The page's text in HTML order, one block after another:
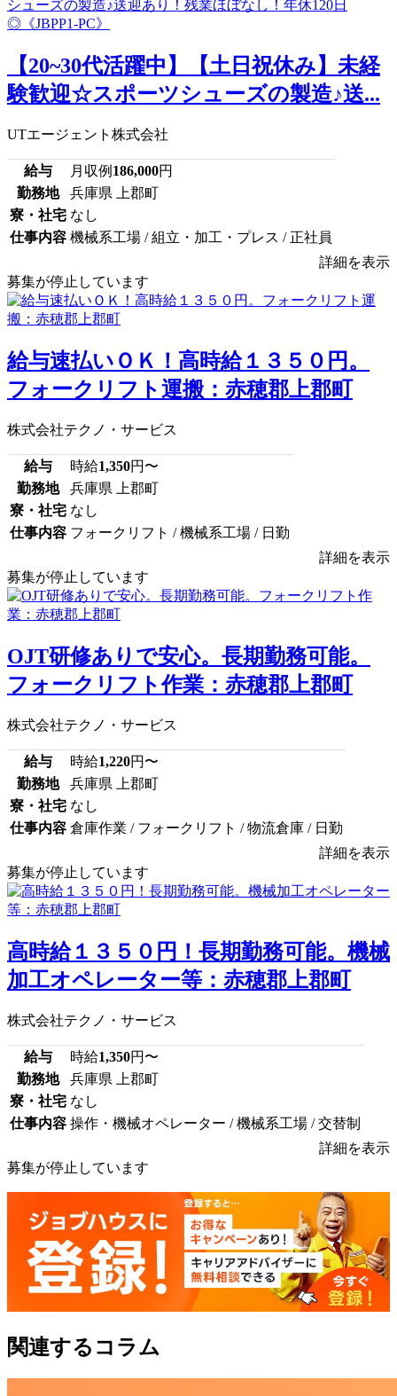
【20~30代活躍中】【土日祝休み】未経
験歓迎☆スポーツシューズの製造♪送...
UTエージェント株式会社
給与 月収例 186,000円
勤務地
兵庫県 上郡町
寮・社宅 なし
仕事内容 機械系工場 / 組立・加工・プレス / 正社員
詳細を表示
募集が停止しています
給与速払いＯＫ！高時給１３５０円。
フォークリフト運搬：赤穂郡上郡町
株式会社テクノ・サービス
給与 時給1,350円〜
勤務地
兵庫県 上郡町
寮・社宅 なし
仕事内容 フォークリフト / 機械系工場 / 日勤
詳細を表示
募集が停止しています
OJT研修ありで安心。長期勤務可能。
フォークリフト作業：赤穂郡上郡町
株式会社テクノ・サービス
給与 時給1,220円〜
勤務地
兵庫県 上郡町
寮・社宅 なし
仕事内容 倉庫作業 / フォークリフト / 物流倉庫 / 日勤
詳細を表示
募集が停止しています
高時給１３５０円！長期勤務可能。機械
加工オペレーター等：赤穂郡上郡町
株式会社テクノ・サービス
給与 時給1,350円〜
勤務地
兵庫県 上郡町
寮・社宅 なし
仕事内容 操作・機械オペレーター / 機械系工場 / 交替制
詳細を表示
募集が停止しています
関連するコラム